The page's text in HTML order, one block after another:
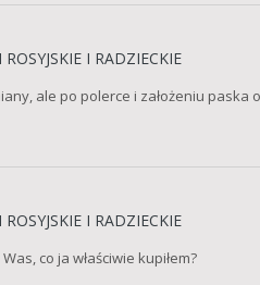
ROSYJSKIE I RADZIECKIE
ale po polerce i założeniu paska
ROSYJSKIE I RADZIECKIE
co ja właściwie kupiłem?